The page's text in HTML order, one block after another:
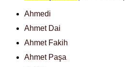
Ahmedi
Ahmet Dai
Ahmet Fakih
Ahmet Paşa